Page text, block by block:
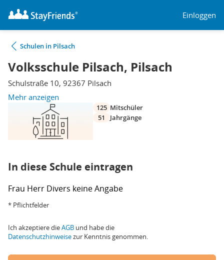
Einloggen
Schulen in Pilsach
Volksschule Pilsach, Pilsach
Schulstraße 10, 92367 Pilsach
Mehr anzeigen
125 Mitschüler
51
Jahrgänge
In diese Schule eintragen
Frau Herr Divers keine Angabe
* Pflichtfelder
Ich akzeptiere dieAGB und habe die
Datenschutzhinweisezur Kenntnis genommen.